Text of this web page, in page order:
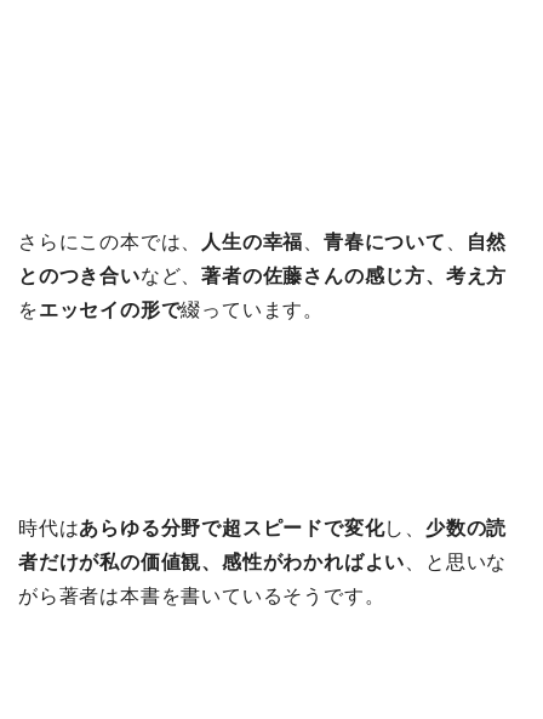
さらにこの本では、 人生の幸福 、青春について
自然
とのつき合いなど、著者の佐藤さんの感じ方、考え方
をエッセイの形で綴っています。
時代はあらゆる分野で超スピードで変化し、 少数の読
者だけが私の価値観、感性がわかればよい 、と思いな
がら著者は本書を書いているそうです。